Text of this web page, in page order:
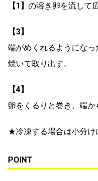
【1】 の溶き卵を流して
【3】
端がめくれるようにな
焼いて取り出す。
【4】
卵をくるりと巻き、端か
★冷凍する場合は小分け
POINT